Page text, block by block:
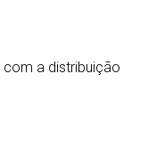
com a distribuição